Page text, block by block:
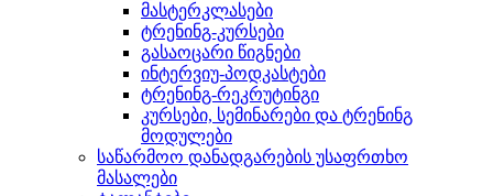
მასტერკლასები
ტრენინგ-კურსები
გასაოცარი წიგნები
ინტერვიუ-პოდკასტები
ტრენინგ-რეკრუტინგი
კურსები, სემინარები და ტრენინგ
მოდულები
საწარმოო დანადგარების უსაფრთხო
მასალები